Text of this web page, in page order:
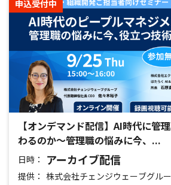
申込受付中
【オンデマンド配信】AI時代に管
わるのか～管理職の悩みに今、...
日時： アーカイブ配信
提供： 株式会社チェンジウェーブグル